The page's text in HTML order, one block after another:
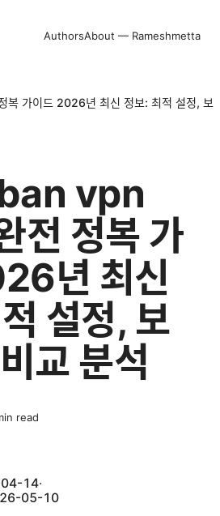
AuthorsAbout — Rameshmetta
가이드 2026년 최신 정보: 최적 설정, 보
vpn
전 정복 가
년 최신
설정, 보
교 분석
read
14·
05-10